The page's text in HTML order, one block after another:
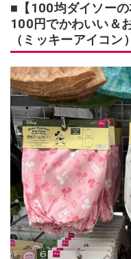
■【100均ダイソーの
100円でかわいい＆
（ミッキーアイコン